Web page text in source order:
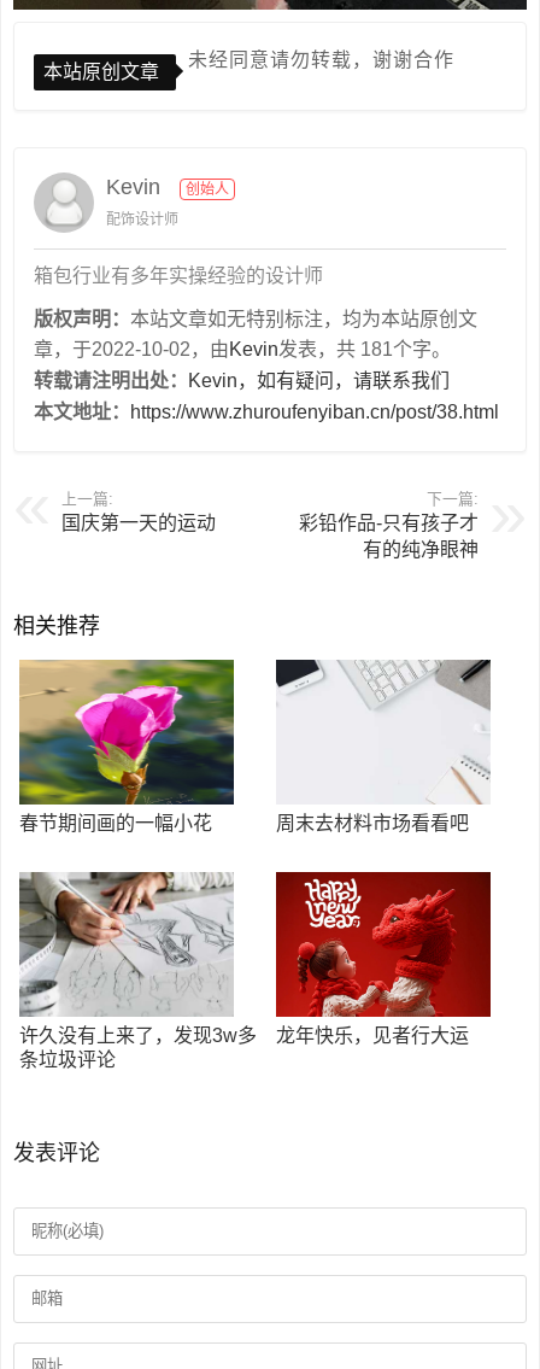
本站原创文章
未经同意请勿转载，谢谢合作
Kevin
创始人
配饰设计师
箱包行业有多年实操经验的设计师
版权声明： 本站文章如无特别标注，均为本站原创文
章，于2022-10-02，由Kevin发表，共 181个字。
转载请注明出处：
Kevin，如有疑问，请联系我们
本文地址：
https://www.zhuroufenyiban.cn/post/38.html
上一篇:
国庆第一天的运动
下一篇:
彩铅作品-只有孩子才
有的纯净眼神
相关推荐
春节期间画的一幅小花 周末去材料市场看看吧
许久没有上来了，发现3w多
条垃圾评论
龙年快乐，见者行大运
发表评论